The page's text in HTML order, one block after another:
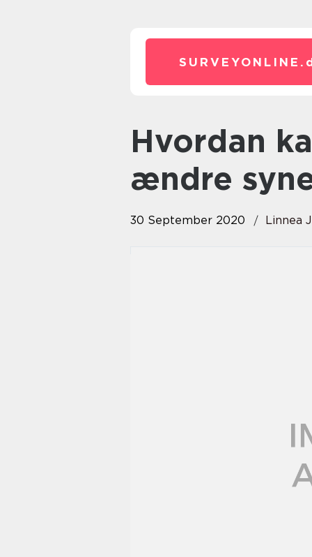
SURVEYONLINE.
Hvordan kan en gulvafslibning
ændre
30 September 2020 Linnea